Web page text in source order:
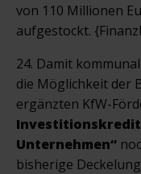
von 110 Millionen
aufgestockt.
24. Damit
die Möglichkeit der
ergänzten KfW-
Investitionskredit
Unternehmen“
bisherige